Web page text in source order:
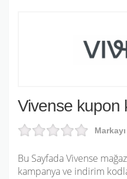
Vivense kupon
Bu Sayfada Vivense
kampanya ve indirim